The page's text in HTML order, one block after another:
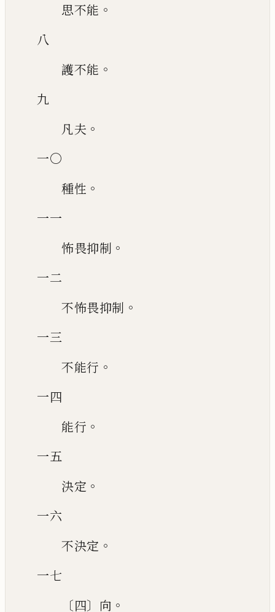
思不能 。
八
護不能 。
九
凡夫 。
一〇
種性 。
一一
怖畏抑制 。
一二
不怖畏抑制 。
一三
不能行 。
一四
能行 。
一五
決定 。
一六
不決定 。
一七
〔四〕 向 。